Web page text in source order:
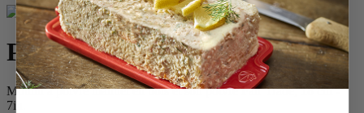
Paris Nature
Moulin à poivre manuel en bois et son poivre Fair Trade, 18 cm -
7in.